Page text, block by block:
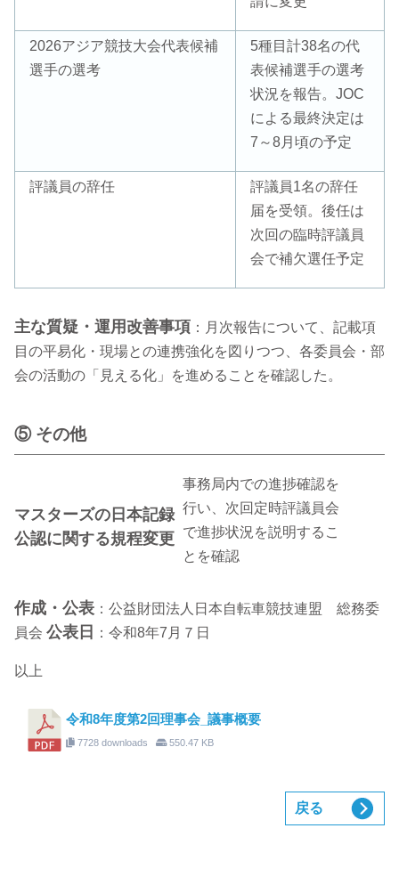
2026アジア競技大会代表候補
選手の選考
5種目計38名の代
表候補選手の選考
状況を報告。JOC
による最終決定は
7～8月頃の予定
評議員の辞任
評議員1名の辞任
届を受領。後任は
次回の臨時評議員
会で補欠選任予定
主な質疑・運用改善事項 ：月次報告について、記載項
目の平易化・現場との連携強化を図りつつ、各委員会・部
会の活動の「見える化」を進めることを確認した。
⑤ その他
マスターズの日本記録
公認に関する規程変更
事務局内での進捗確認を
行い、次回定時評議員会
で進捗状況を説明するこ
とを確認
作成・公表 ：公益財団法人日本自転車競技連盟 総務委
員会 公表日 ：令和8年7月７日
以上
令和8年度第2回理事会_議事概要
7728 downloads 550.47 KB
戻る